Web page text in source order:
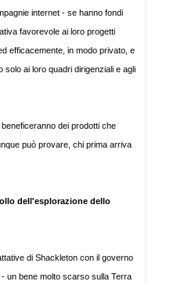
internet - se hanno fondi
favorevole ai loro progetti
efficacemente, in modo privato, e
ai loro quadri dirigenziali e agli
dei prodotti che
può provare, chi prima arriva
dell'esplorazione dello
di Shackleton con il governo
un bene molto scarso sulla Terra